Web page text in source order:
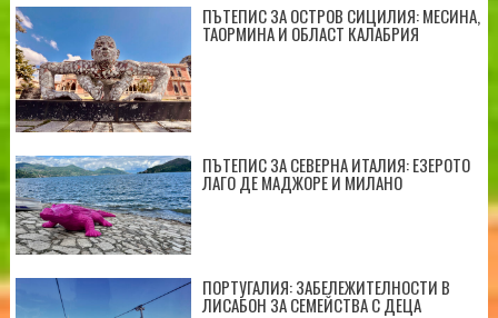
ПЪТЕПИС ЗА ОСТРОВ СИЦИЛИЯ: МЕСИНА,
ТАОРМИНА И ОБЛАСТ КАЛАБРИЯ
ПЪТЕПИС ЗА СЕВЕРНА ИТАЛИЯ: ЕЗЕРОТО
ЛАГО ДЕ МАДЖОРЕ И МИЛАНО
ПОРТУГАЛИЯ: ЗАБЕЛЕЖИТЕЛНОСТИ В
ЛИСАБОН ЗА СЕМЕЙСТВА С ДЕЦА